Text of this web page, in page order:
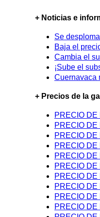
+ Noticias e
Se
Baja el
Cambia el
¡Sube el
Cuernavaca
+ Precios de la
PRECIO
PRECIO DE
PRECIO DE
PRECIO
PRECIO DE
PRECIO
PRECIO DE
PRECIO DE
PRECIO DE
PRECIO DE